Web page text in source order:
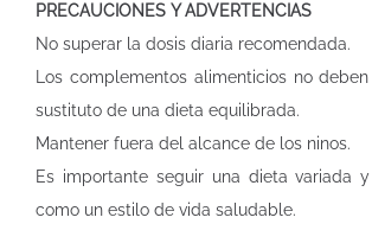
PRECAUCIONES Y ADVERTENCIAS
No superar la dosis diaria recomendada.
Los complementos alimenticios no
sustituto de una dieta equilibrada.
Mantener fuera del alcance de los ninos.
Es importante seguir una dieta variada
como un estilo de vida saludable.